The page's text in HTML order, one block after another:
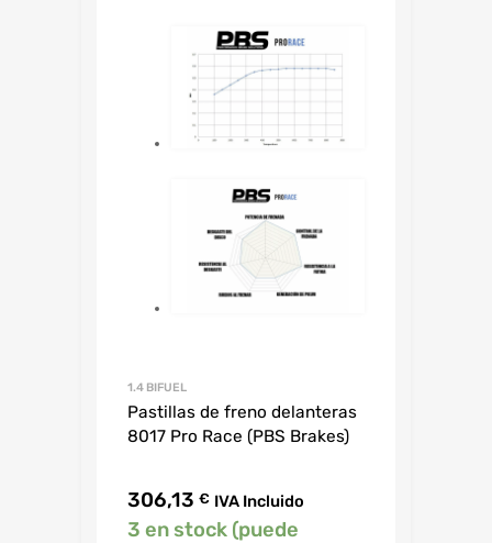
1.4 BIFUEL
Pastillas de freno delanteras
8017 Pro Race (PBS Brakes)
306,13 € IVA Incluido
3 en stock (puede